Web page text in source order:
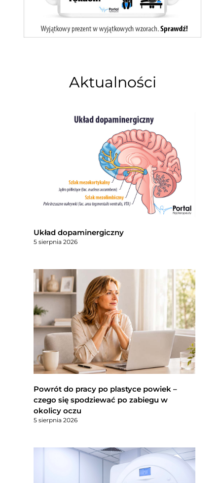
Aktualności
Układ dopaminergiczny
5 sierpnia 2026
Powrót do pracy po plastyce powiek –
czego się spodziewać po zabiegu w
okolicy oczu
5 sierpnia 2026